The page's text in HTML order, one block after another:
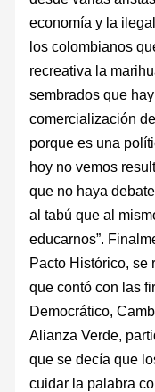
economía y la
los colombianos
recreativa la
sembrados que
comercialización
porque es una
hoy no vemos
que no haya
al tabú que al
educarnos”.
Pacto Histórico, se
que contó con las
Democrático,
Alianza Verde,
que se decía que
cuidar la palabra